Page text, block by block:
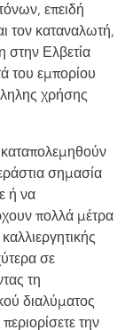
­επειδή
τον καταναλωτή,
στην Ελβετία
του εμπορίου
χρήσης
καταπολεμηθούν
σημασία
ή να
πολλά μέτρα
σε
τη
διαλύματος
την